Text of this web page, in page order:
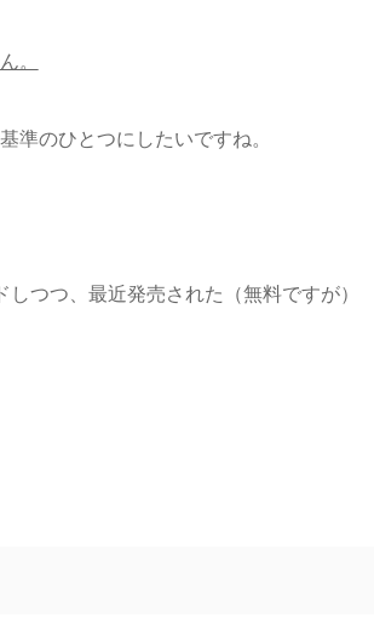
。
準のひとつにしたいですね。
つつ、最近発売された（無料ですが）